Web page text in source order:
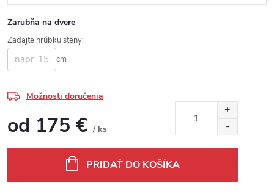
Zarubňa na dvere
Zadajte hrúbku steny:
cm
Možnosti doručenia
od 175 € / ks
PRIDAŤ DO KOŠÍKA